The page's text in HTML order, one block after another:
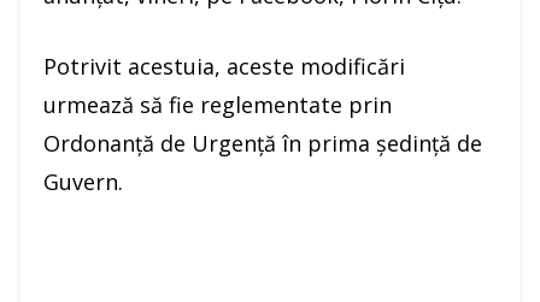
Potrivit acestuia, aceste modificări
urmează să fie reglementate prin
Ordonanţă de Urgenţă în prima şedinţă de
Guvern.